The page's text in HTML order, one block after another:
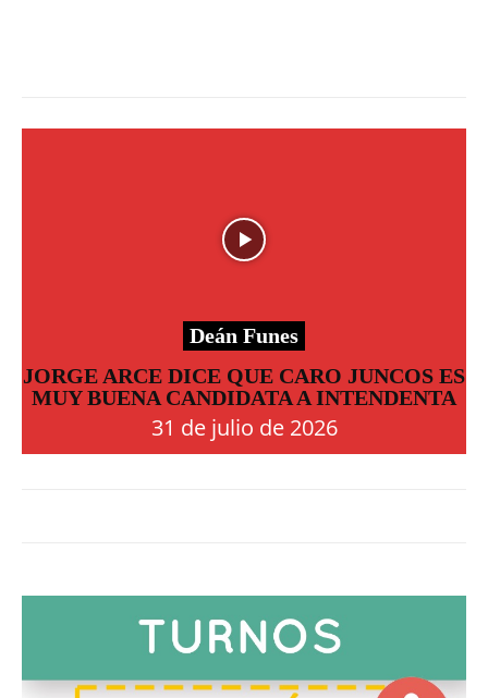
Deán Funes
JORGE ARCE DICE QUE CARO JUNCOS ES
MUY BUENA CANDIDATA A INTENDENTA
31 de julio de 2026